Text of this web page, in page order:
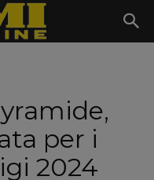
per i
2024